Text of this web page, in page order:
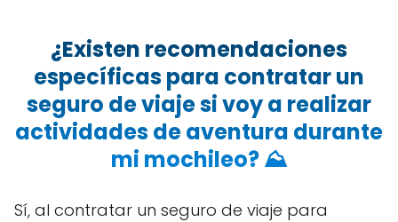
¿Existen recomendaciones
específicas para contratar un
seguro de viaje si voy a realizar
actividades de aventura durante
mi mochileo? ⛰️
Sí, al contratar un seguro de viaje para